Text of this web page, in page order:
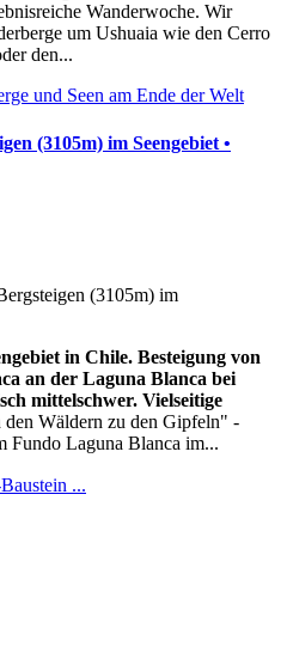
Wanderwoche. Wir
um Ushuaia wie den Cerro
den...
und Seen am Ende der Welt
(3105m) im Seengebiet •
in Chile. Besteigung von
an der Laguna Blanca bei
mittelschwer. Vielseitige
den Wäldern zu den Gipfeln" -
Fundo Laguna Blanca im...
...